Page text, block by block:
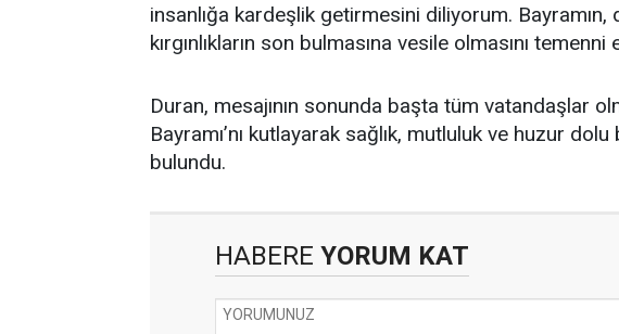
insanlığa kardeşlik getirmesini diliyorum.
kırgınlıkların son bulmasına vesile olmasını
Duran, mesajının sonunda başta tüm vatandaşlar
Bayramı’nı kutlayarak sağlık, mutluluk ve huzur
bulundu.
HABERE YORUM KAT